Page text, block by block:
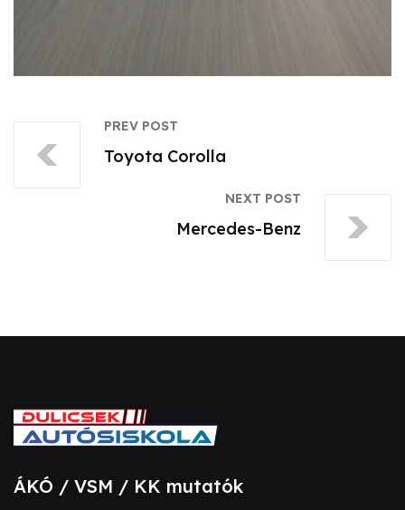
PREV POST
Toyota Corolla
NEXT POST
Mercedes-Benz
ÁKÓ / VSM / KK mutatók